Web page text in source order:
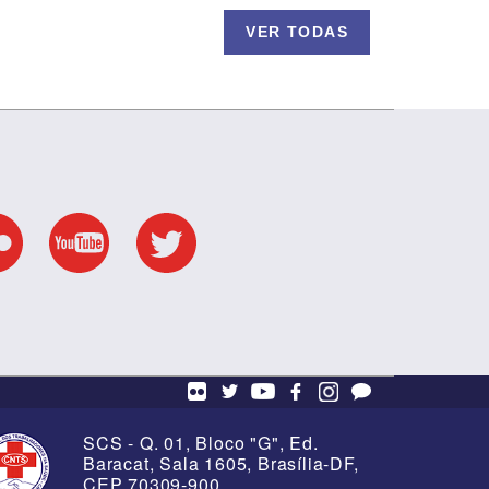
em
8 de Março - Ato da
VER TODAS
SCS - Q. 01, Bloco "G", Ed.
Baracat, Sala 1605, Brasília-DF,